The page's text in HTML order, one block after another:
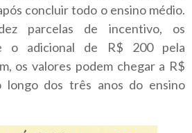
concluir todo o ensino médio.
parcelas de incentivo, os
o adicional de R$ 200 pela
os valores podem chegar a R$
longo dos três anos do ensino